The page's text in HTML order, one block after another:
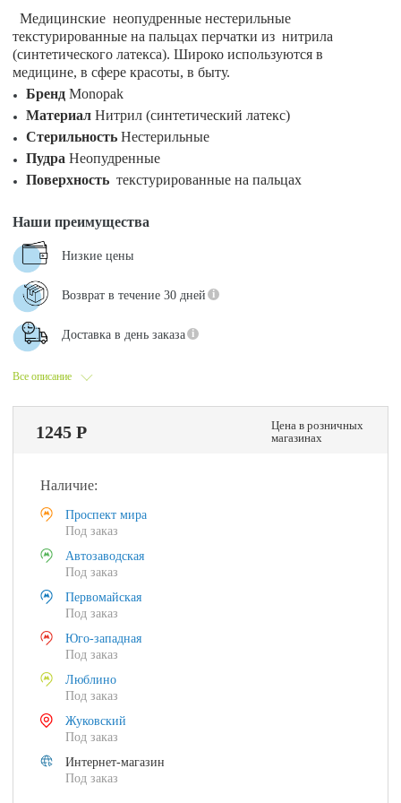
Медицинские неопудренные нестерильные
текстурированные на пальцах перчатки из нитрила
(синтетического латекса). Широко используются в
медицине, в сфере красоты, в быту.
Бренд Monopak
Материал Нитрил (синтетический латекс)
СтерильностьНестерильные
Пудра Неопудренные
Поверхностьтекстурированные на пальцах
Все описание
Наши преимущества
Низкие цены
Возврат в течение 30 дней
Доставка в день заказа
1245 Р
Цена в розничных
магазинах
Наличие:
Проспект мира
Под заказ
Автозаводская
Под заказ
Первомайская
Под заказ
Юго-западная
Под заказ
Люблино
Под заказ
Жуковский
Под заказ
Интернет-магазин
Под заказ